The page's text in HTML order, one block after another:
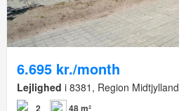
6.695 kr./month
Lejlighed i 8381, Region Midtjylland
2 48 m²